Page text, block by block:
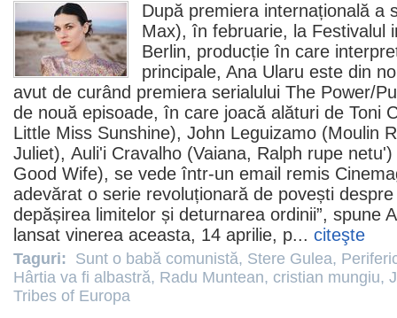
După premiera internațională a
Max), în februarie, la Festivalul
Berlin, producție în care
principale, Ana Ularu este din
avut de curând premiera serialului The Power/
de nouă episoade, în care joacă alături de Toni
Little Miss Sunshine), John Leguizamo (Moulin
Juliet), Auli'i Cravalho (Vaiana, Ralph rupe
Good Wife), se vede într-un email remis
adevărat o serie revoluționară de povești
depășirea limitelor și deturnarea ordinii”, spune
lansat vinerea aceasta, 14 aprilie, p... citeşte
Taguri: Sunt o babă comunistă, Stere Gulea,
Hârtia va fi albastră, Radu Muntean, cristian mungiu,
Tribes of Europa